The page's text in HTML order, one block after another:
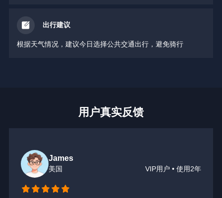
出行建议
根据天气情况，建议今日选择公共交通出行，避免骑行
用户真实反馈
James
美国 VIP用户 • 使用2年